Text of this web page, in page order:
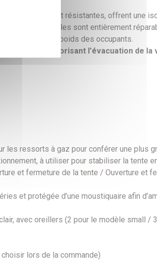
stables et résistantes, offrent une
accidentelle, elles sont entièrement
pas sous le poids des occupants.
en favorisant l'évacuation de la
les ressorts à gaz pour conférer une plus
à utiliser pour stabiliser la tente
et fermeture de la tente / Ouverture et
et protégée d’une moustiquaire afin
avec oreillers (2 pour le modèle small /
lors de la commande)